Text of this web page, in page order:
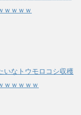
ｗｗｗｗ
いなトウモロコシ収穫
ｗｗｗｗｗ